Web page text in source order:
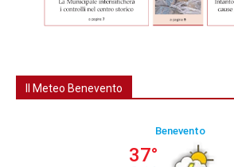
Il Meteo Benevento